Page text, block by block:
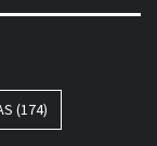
(174)